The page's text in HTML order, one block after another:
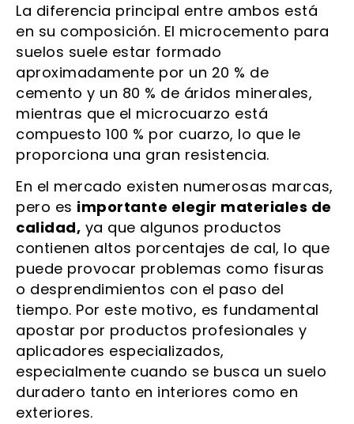
La diferencia principal entre ambos está
en su composición. El microcemento para
suelos suele estar formado
aproximadamente por un 20 % de
cemento y un 80 % de áridos minerales,
mientras que el microcuarzo está
compuesto 100 % por cuarzo, lo que le
proporciona una gran resistencia.
En el mercado existen numerosas marcas,
pero es importante elegir materiales de
calidad, ya que algunos productos
contienen altos porcentajes de cal, lo que
puede provocar problemas como fisuras
o desprendimientos con el paso del
tiempo. Por este motivo, es fundamental
apostar por productos profesionales y
aplicadores especializados,
especialmente cuando se busca un suelo
duradero tanto en interiores como en
exteriores.